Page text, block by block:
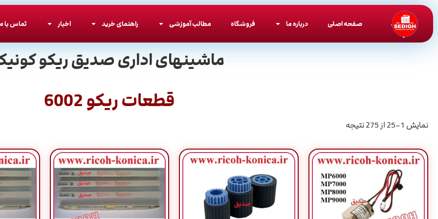
صفحه اصلی درباره ما فروشگاه مطالب آموزشی راهنمای خرید اخبار تماس با
ماشینهای اداری صدیق ریکو
قطعات ریکو 6002
نمایش 1–25 از 275 نتیجه